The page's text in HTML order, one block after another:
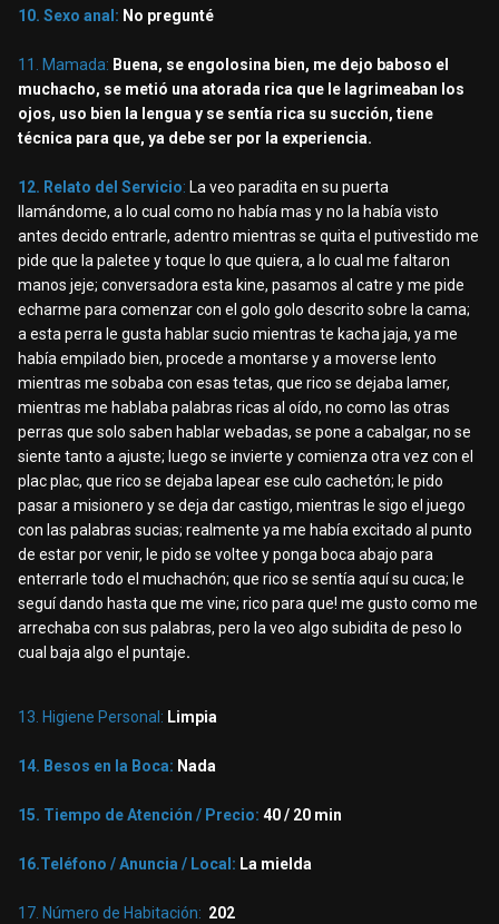
10. Sexo anal: No pregunté
11. Mamada: Buena, se engolosina bien, me dejo baboso el
muchacho, se metió una atorada rica que le lagrimeaban los
ojos, uso bien la lengua y se sentía rica su succión, tiene
técnica para que, ya debe ser por la experiencia.
12. Relato del Servicio: La veo paradita en su puerta
llamándome, a lo cual como no había mas y no la había visto
antes decido entrarle, adentro mientras se quita el putivestido me
pide que la paletee y toque lo que quiera, a lo cual me faltaron
manos jeje; conversadora esta kine, pasamos al catre y me pide
echarme para comenzar con el golo golo descrito sobre la cama;
a esta perra le gusta hablar sucio mientras te kacha jaja, ya me
había empilado bien, procede a montarse y a moverse lento
mientras me sobaba con esas tetas, que rico se dejaba lamer,
mientras me hablaba palabras ricas al oído, no como las otras
perras que solo saben hablar webadas, se pone a cabalgar, no se
siente tanto a ajuste; luego se invierte y comienza otra vez con el
plac plac, que rico se dejaba lapear ese culo cachetón; le pido
pasar a misionero y se deja dar castigo, mientras le sigo el juego
con las palabras sucias; realmente ya me había excitado al punto
de estar por venir, le pido se voltee y ponga boca abajo para
enterrarle todo el muchachón; que rico se sentía aquí su cuca; le
seguí dando hasta que me vine; rico para que! me gusto como me
arrechaba con sus palabras, pero la veo algo subidita de peso lo
cual baja algo el puntaje.
13. Higiene Personal: Limpia
14. Besos en la Boca: Nada
15. Tiempo de Atención / Precio: 40/ 20 min
16.Teléfono / Anuncia / Local: La mielda
17. Número de Habitación: 202